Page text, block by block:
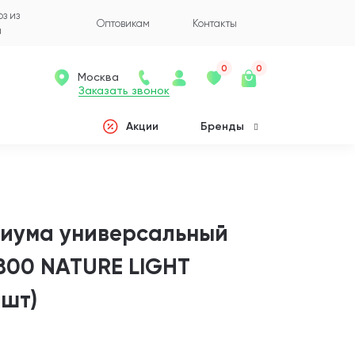
из
Оптовикам Контакты
Заказать звонок
Москва
0 0
Акции Бренды
универсальный
NATURE LIGHT